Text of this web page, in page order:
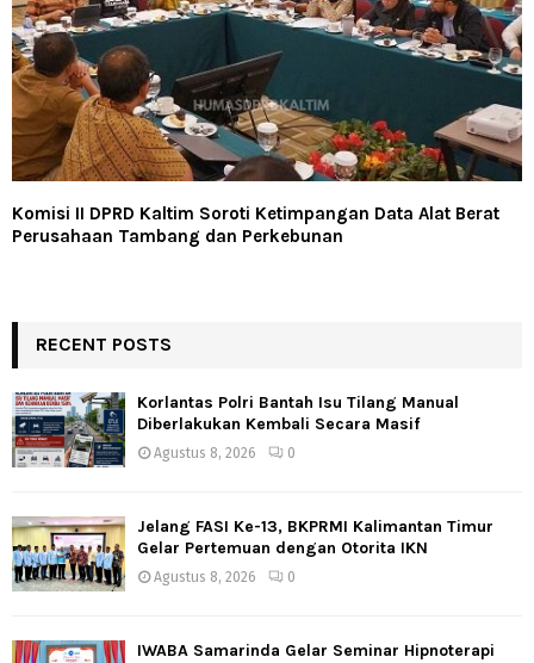
Komisi II DPRD Kaltim Soroti Ketimpangan Data Alat Berat
Perusahaan Tambang dan Perkebunan
RECENT POSTS
Korlantas Polri Bantah Isu Tilang Manual
Diberlakukan Kembali Secara Masif
Agustus 8, 2026 0
Jelang FASI Ke-13, BKPRMI Kalimantan Timur
Gelar Pertemuan dengan Otorita IKN
Agustus 8, 2026 0
IWABA Samarinda Gelar Seminar Hipnoterapi